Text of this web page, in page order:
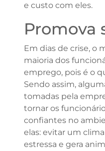
e custo com eles.
Promova
Em dias de crise, o
maioria dos
emprego, pois é o
Sendo assim,
tomadas pela
tornar os
confiantes no
elas: evitar um
estressa e gera